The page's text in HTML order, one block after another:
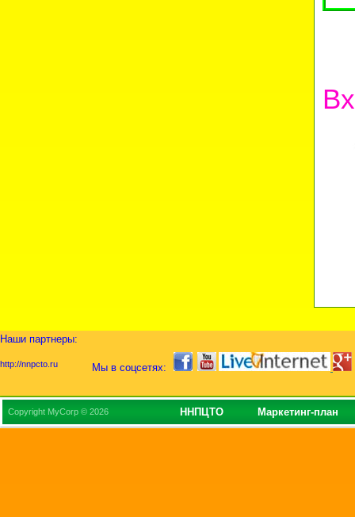
Наши партнеры:
Мы в соцсетях:
http://nnpcto.ru
Copyright MyCorp © 2026 ННПЦТО Маркетинг-план